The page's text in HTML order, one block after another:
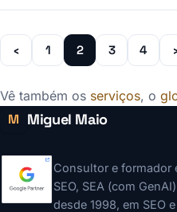
‹ 1 2 3 4
Vê também os serviços, o
M Miguel Maio
Consultor e formador
SEO, SEA (com
desde 1998, em SEO